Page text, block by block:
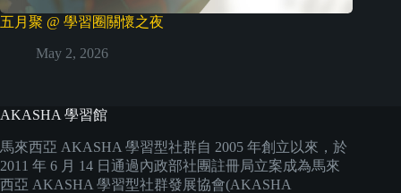
五月聚 @ 學習圈關懷之夜
May 2, 2026
AKASHA 學習館
馬來西亞 AKASHA 學習型社群自 2005 年創立以來，於
2011 年 6 月 14 日通過內政部社團註冊局立案成為馬來
西亞 AKASHA 學習型社群發展協會(AKASHA